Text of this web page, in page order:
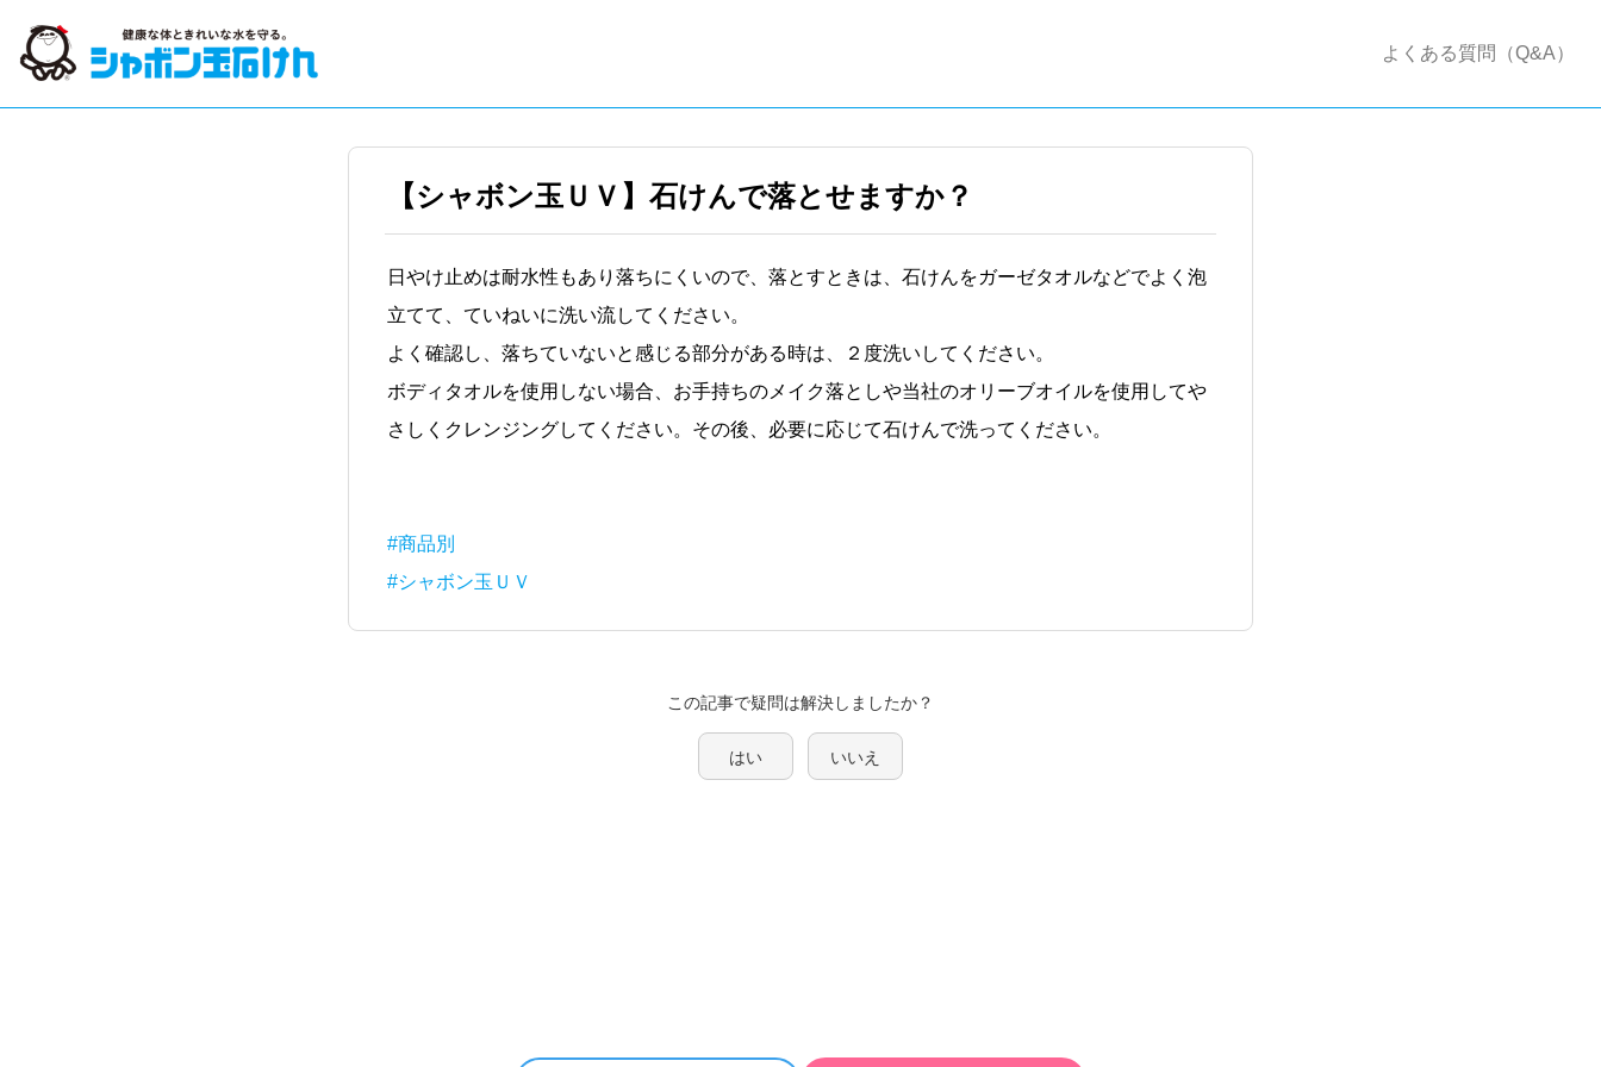
よくある質問（Q&A）
【シャボン玉ＵＶ】石けんで落とせますか？
日やけ止めは耐水性もあり落ちにくいので、落とすときは、石けんをガーゼタオルなどでよく泡
立てて、ていねいに洗い流してください。
よく確認し、落ちていないと感じる部分がある時は、２度洗いしてください。
ボディタオルを使用しない場合、お手持ちのメイク落としや当社のオリーブオイルを使用してや
さしくクレンジングしてください。その後、必要に応じて石けんで洗ってください。
#商品別
#シャボン玉ＵＶ
この記事で疑問は解決しましたか？
はい いいえ